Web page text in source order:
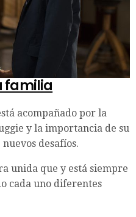
familia
acompañado por la
y la importancia de su
desafíos.
unida que y está siempre
cada uno diferentes